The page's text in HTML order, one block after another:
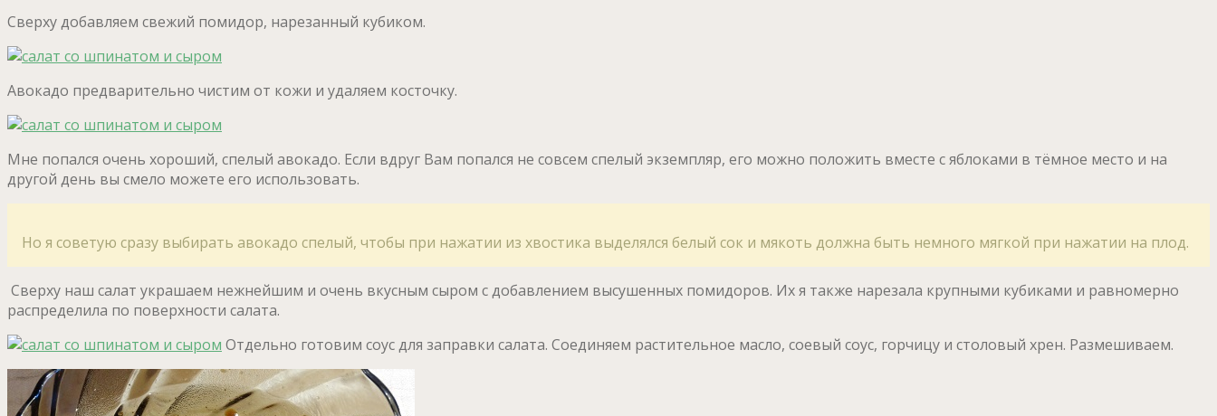
Сверху добавляем свежий помидор, нарезанный кубиком.
Авокадо предварительно чистим от кожи и удаляем косточку.
Мне попался очень хороший, спелый авокадо. Если вдруг Вам попался не совсем спелый экземпляр, его можно положить вместе с яблоками в тёмное место и на
другой день вы смело можете его использовать.
Но я советую сразу выбирать авокадо спелый, чтобы при нажатии из хвостика выделялся белый сок и мякоть должна быть немного мягкой при нажатии на плод.
Сверху наш салат украшаем нежнейшим и очень вкусным сыром с добавлением высушенных помидоров. Их я также нарезала крупными кубиками и равномерно
распределила по поверхности салата.
Отдельно готовим соус для заправки салата. Соединяем растительное масло, соевый соус, горчицу и столовый хрен. Размешиваем.